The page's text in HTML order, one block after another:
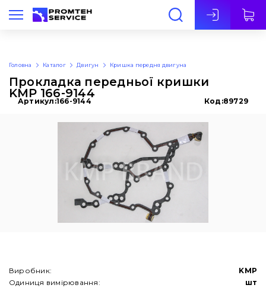
Укр
Головна Каталог Двигун Кришка передня двигуна
Прокладка передньої кришки
KMP 166-9144
Артикул:166-9144 Код:89729
Виробник:
KMP
Одиниця вимірювання:
шт